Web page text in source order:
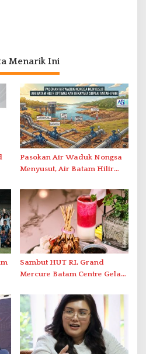
Menarik Ini
Pasokan Air Waduk Nongsa
Menyusut, Air Batam Hilir
Antar-IPAM
Sambut HUT RI, Grand
Mercure Batam Centre Gelar
Nusantara’